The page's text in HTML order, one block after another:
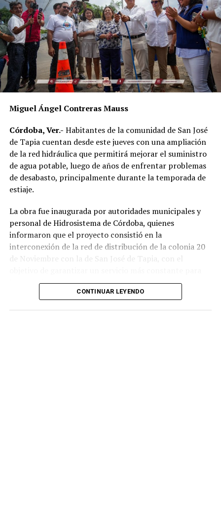
mayor impacto social.
Al evento acudieron el alcalde de Córdoba, Manuel
Alonso Cerezo; la síndica única, Irene Sedas González;
integrantes del Cabildo, así como la directora del DIF
Municipal, Luz del Carmen Lezama Rodríguez, y la
coordinadora de Bienestar Social, Dennis Araceli Lira
Tosqui.
También participaron Lisset Dalila Rojas Moreno,
Virginia Medorio Trujillo, presidenta de la Asociación
Emprender el Vuelo.
El diálogo permitió poner sobre la mesa la importancia
de fortalecer la participación de las mujeres en los
espacios públicos y comunitarios, además de generar
las brechas de desigualdad.
Miguel Ángel Contreras Mauss
Córdoba, Ver.- Habitantes de la comunidad de San José
de Tapia cuentan desde este jueves con una ampliación
de la red hidráulica que permitirá mejorar el suministro
de agua potable, luego de años de enfrentar problemas
de desabasto, principalmente durante la temporada de
estiaje.
La obra fue inaugurada por autoridades municipales y
personal de Hidrosistema de Córdoba, quienes
informaron que el proyecto consistió en la
interconexión de la red de distribución de la colonia 20
de Noviembre con la de San José de Tapia, con el
los usuarios.
CONTINUAR LEYENDO